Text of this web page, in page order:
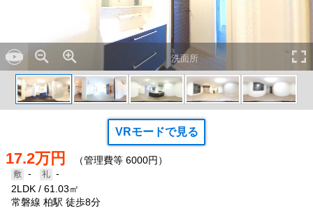
洗面所
VRモードで見る
17.2万円 （管理費等 6000円）
-
-
2LDK
61.03㎡
常磐線 柏駅 徒歩8分